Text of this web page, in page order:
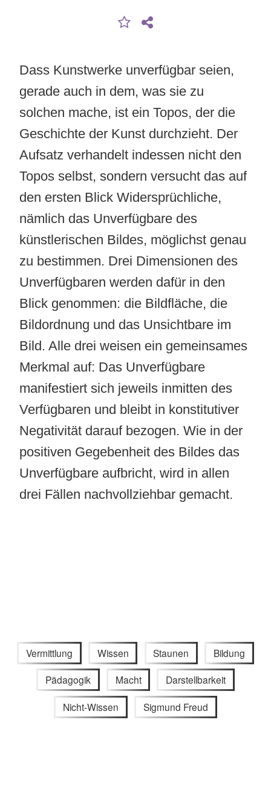
Dass Kunstwerke unverfügbar seien,
gerade auch in dem, was sie zu
solchen mache, ist ein Topos, der die
Geschichte der Kunst durchzieht. Der
Aufsatz verhandelt indessen nicht den
Topos selbst, sondern versucht das auf
den ersten Blick Widersprüchliche,
nämlich das Unverfügbare des
künstlerischen Bildes, möglichst genau
zu bestimmen. Drei Dimensionen des
Unverfügbaren werden dafür in den
Blick genommen: die Bildfläche, die
Bildordnung und das Unsichtbare im
Bild. Alle drei weisen ein gemeinsames
Merkmal auf: Das Unverfügbare
manifestiert sich jeweils inmitten des
Verfügbaren und bleibt in konstitutiver
Negativität darauf bezogen. Wie in der
positiven Gegebenheit des Bildes das
Unverfügbare aufbricht, wird in allen
drei Fällen nachvollziehbar gemacht.
Vermittlung Wissen Staunen Bildung
Pädagogik Macht Darstellbarkeit
Nicht-Wissen Sigmund Freud